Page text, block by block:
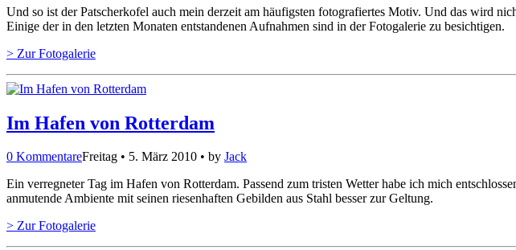
Und so ist der Patscherkofel auch mein derzeit am häufigsten fotografiertes Motiv. Und das wird
Einige der in den letzten Monaten entstandenen Aufnahmen sind in der Fotogalerie zu besichtigen.
> Zur Fotogalerie
Im Hafen von Rotterdam
0 KommentareFreitag • 5. März 2010 • by Jack
Ein verregneter Tag im Hafen von Rotterdam. Passend zum tristen Wetter habe ich mich
anmutende Ambiente mit seinen riesenhaften Gebilden aus Stahl besser zur Geltung.
> Zur Fotogalerie